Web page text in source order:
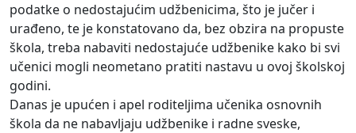
podatke o nedostajućim udžbenicima, što je jučer i
urađeno, te je konstatovano da, bez obzira na propuste
škola, treba nabaviti nedostajuće udžbenike kako bi svi
učenici mogli neometano pratiti nastavu u ovoj školskoj
godini.
Danas je upućen i apel roditeljima učenika osnovnih
škola da ne nabavljaju udžbenike i radne sveske,